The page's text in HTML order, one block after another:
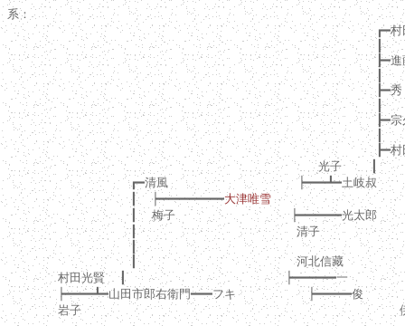
系：
┏━村
                                                   ┃
┣━進
                                                   ┃
                                                   ┣━秀
                                                   ┃
┣━宗
                                                   ┃
┣━村
                                           光子    ┃
                 ┏━清風                  ┝━━━┻━土岐叔
                 ┃  ┝━━━━━━━━━
大津唯雪
                 ┃  梅子                ┝━━━━━━光太郎
                 ┃                      清子
                 ┃
┃                      河北信藏
村田光賢  ┃                      ┝━━━━━━一
┝━━━━┻━山田市郎右衛門━━━フキ          ┝━━━━━俊
岩子